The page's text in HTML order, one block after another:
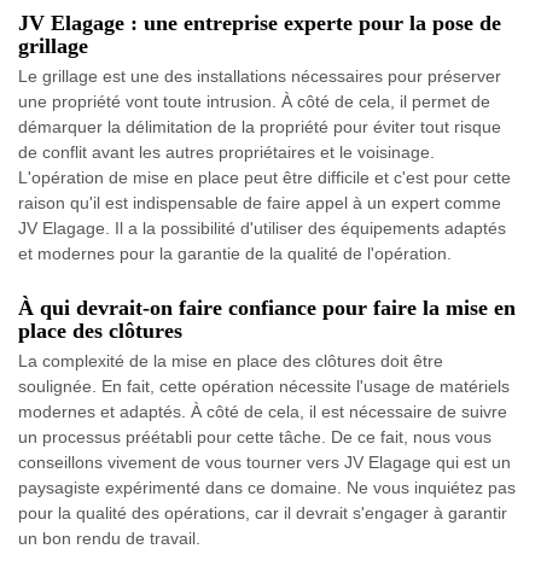
JV Elagage : une entreprise experte pour la pose de
grillage
Le grillage est une des installations nécessaires pour préserver
une propriété vont toute intrusion. À côté de cela, il permet de
démarquer la délimitation de la propriété pour éviter tout risque
de conflit avant les autres propriétaires et le voisinage.
L'opération de mise en place peut être difficile et c'est pour cette
raison qu'il est indispensable de faire appel à un expert comme
JV Elagage. Il a la possibilité d'utiliser des équipements adaptés
et modernes pour la garantie de la qualité de l'opération.
À qui devrait-on faire confiance pour faire la mise en
place des clôtures
La complexité de la mise en place des clôtures doit être
soulignée. En fait, cette opération nécessite l'usage de matériels
modernes et adaptés. À côté de cela, il est nécessaire de suivre
un processus préétabli pour cette tâche. De ce fait, nous vous
conseillons vivement de vous tourner vers JV Elagage qui est un
paysagiste expérimenté dans ce domaine. Ne vous inquiétez pas
pour la qualité des opérations, car il devrait s'engager à garantir
un bon rendu de travail.